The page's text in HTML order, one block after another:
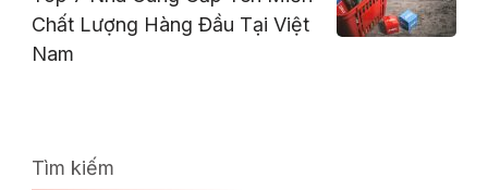
Chất Lượng Hàng Đầu Tại Việt
Nam
Tìm kiếm